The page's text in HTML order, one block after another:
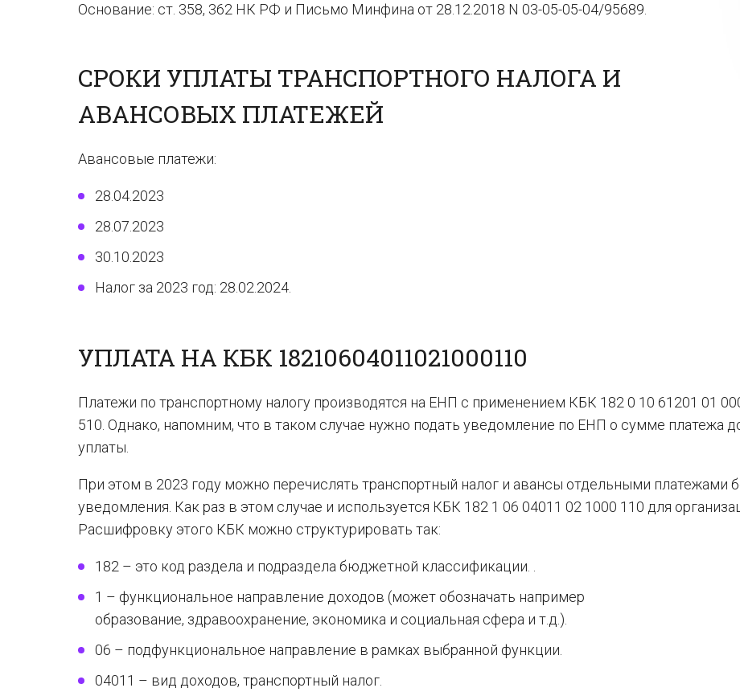
Основание: ст. 358, 362 НК РФ и Письмо Минфина от 28.12.2018 N 03-05-05-04/95689.
СРОКИ УПЛАТЫ ТРАНСПОРТНОГО НАЛОГА И
АВАНСОВЫХ ПЛАТЕЖЕЙ
Авансовые платежи:
28.04.2023
28.07.2023
30.10.2023
Налог за 2023 год: 28.02.2024.
УПЛАТА НА КБК 18210604011021000110
Платежи по транспортному налогу производятся на ЕНП с применением КБК 182 0 10 61201 01
510. Однако, напомним, что в таком случае нужно подать уведомление по ЕНП о сумме платежа
уплаты.
При этом в 2023 году можно перечислять транспортный налог и авансы отдельными платежами
уведомления. Как раз в этом случае и используется КБК 182 1 06 04011 02 1000 110 для
Расшифровку этого КБК можно структурировать так:
182 – это код раздела и подраздела бюджетной классификации. .
1 – функциональное направление доходов (может обозначать например
образование, здравоохранение, экономика и социальная сфера и т.д.).
06 – подфункциональное направление в рамках выбранной функции.
04011 – вид доходов, транспортный налог.